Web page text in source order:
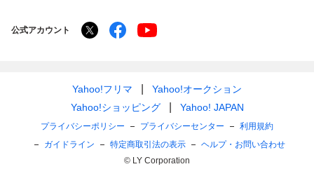
公式アカウント
Yahoo!フリマ
Yahoo!オークション
Yahoo!ショッピング
Yahoo! JAPAN
プライバシーポリシー プライバシーセンター
利用規約
ガイドライン
特定商取引法の表示
ヘルプ・お問い合わせ
© LY Corporation